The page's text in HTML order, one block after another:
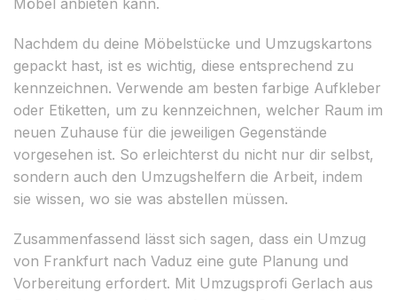
Nachdem du deine Möbelstücke und Umzugskartons
gepackt hast, ist es wichtig, diese entsprechend zu
kennzeichnen. Verwende am besten farbige Aufkleber
oder Etiketten, um zu kennzeichnen, welcher Raum im
neuen Zuhause für die jeweiligen Gegenstände
vorgesehen ist. So erleichterst du nicht nur dir selbst,
sondern auch den Umzugshelfern die Arbeit, indem
sie wissen, wo sie was abstellen müssen.
Zusammenfassend lässt sich sagen, dass ein Umzug
von Frankfurt nach Vaduz eine gute Planung und
Vorbereitung erfordert. Mit Umzugsprofi Gerlach aus